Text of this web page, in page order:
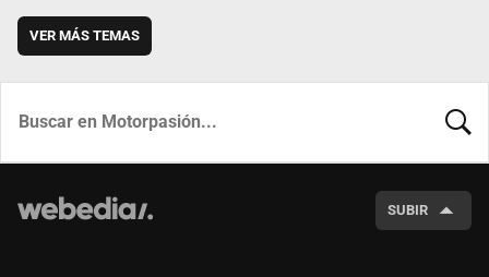
VER MÁS TEMAS
SUBIR